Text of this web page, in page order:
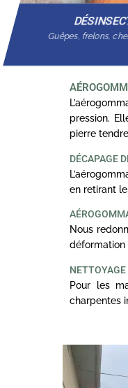
Guêpes, frelons,
pression.
pierre
DÉCAPAGE
en retirant
Nous
déformation
Pour les
charpentes